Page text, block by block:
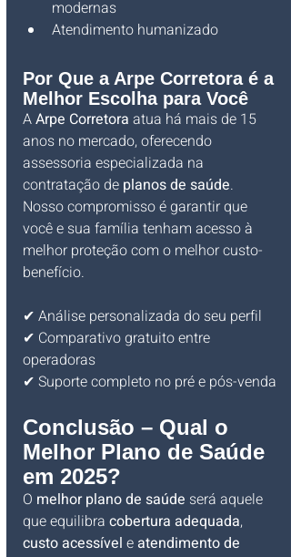
modernas
Atendimento humanizado
Por Que a Arpe Corretora é a
Melhor Escolha para Você
A Arpe Corretora atua há mais de 15
anos no mercado, oferecendo
assessoria especializada na
contratação de planos de saúde.
Nosso compromisso é garantir que
você e sua família tenham acesso à
melhor proteção com o melhor custo-
benefício.
✔ Análise personalizada do seu perfil
✔ Comparativo gratuito entre
operadoras
✔ Suporte completo no pré e pós-venda
Conclusão – Qual o
Melhor Plano de Saúde
em 2025?
O melhor plano de saúde será aquele
que equilibra cobertura adequada,
custo acessível e atendimento de